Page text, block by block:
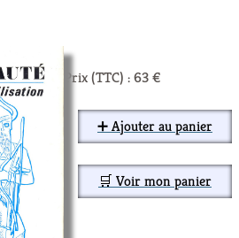
Prix (TTC) : 63 €
➕ Ajouter au panier
🛒 Voir mon panier